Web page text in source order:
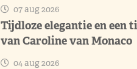
07 aug 2026
Tijdloze elegantie en een
van Caroline van Monaco
04 aug 2026